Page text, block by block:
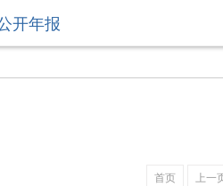
开年报
首页 上一